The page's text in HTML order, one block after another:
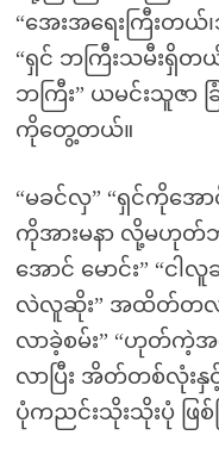
“အေးအရေးကြီးတ
“ရှင် ဘကြီးသမီးရှိတ
ဘကြီး” ယမင်းသူဇ
ကိုတွေ့တယ်။
“မခင်လှ” “ရှင်ကိုအောင်
ကိုအားမနာ လို့မဟုတ်ဘူ
အောင် မောင်း” “င
လဲလူဆိုး” အထိတ်တလ
လာခဲ့စမ်း” “ဟုတ်ကဲ့
လာပြီး အိတ်တစ်လုံး
ပုံကညင်းသိုးသိုးပုံ ဖြစ်